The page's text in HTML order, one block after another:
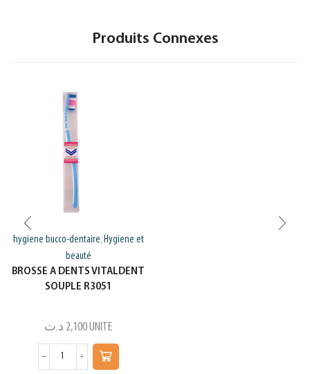
Produits Connexes
hygiene bucco-dentaire, Hygiene et
beauté
BROSSE A DENTS VITALDENT
SOUPLE R3051
2,100 د.ت UNITE